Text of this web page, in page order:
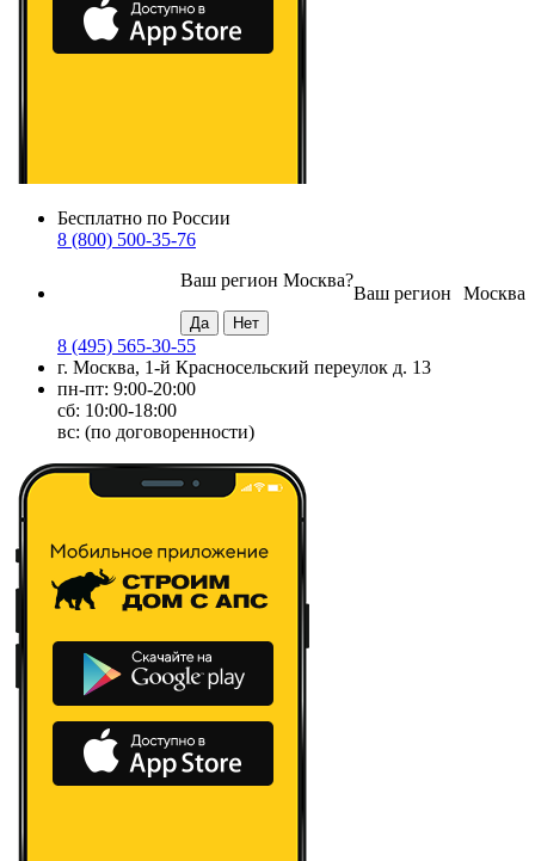
Бесплатно по России
8 (800) 500-35-76
Москва
Ваш регион
Ваш регион Москва?
8 (495) 565-30-55
г. Москва, 1-й Красносельский переулок д. 13
пн-пт: 9:00-20:00
сб: 10:00-18:00
вс: (по договоренности)